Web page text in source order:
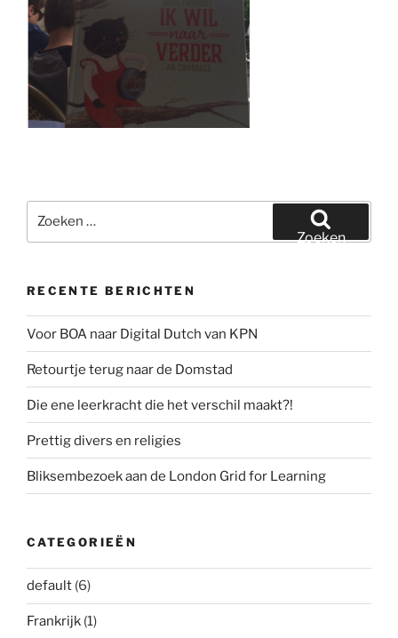
naar:
Zoeken
RECENTE BERICHTEN
Voor BOA naar Digital Dutch van KPN
Retourtje terug naar de Domstad
Die ene leerkracht die het verschil maakt?!
Prettig divers en religies
Bliksembezoek aan de London Grid for Learning
CATEGORIEËN
default (6)
Frankrijk (1)